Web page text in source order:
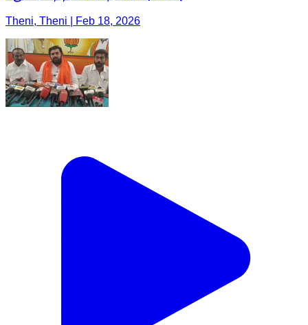
Theni, Theni | Feb 18, 2026